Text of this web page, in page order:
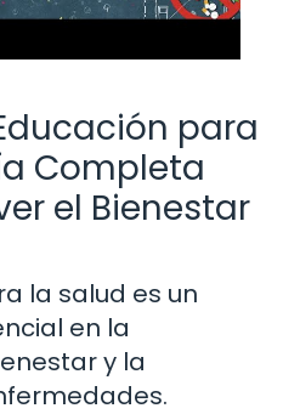
para
Completa
el Bienestar
la salud es un
en la
y la